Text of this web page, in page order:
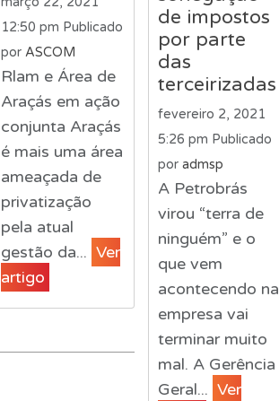
12:50 pm Publicado
por ASCOM
Rlam e Área de
Araçás em ação
conjunta Araçás
é mais uma área
ameaçada de
privatização
pela atual
gestão da... Ver
artigo
de impostos
por parte
das
terceirizadas
fevereiro 2, 2021
5:26 pm Publicado
poradmsp
A Petrobrás
virou “terra de
ninguém” e o
que vem
acontecendo na
empresa vai
terminar muito
mal. A Gerência
Geral... Ver